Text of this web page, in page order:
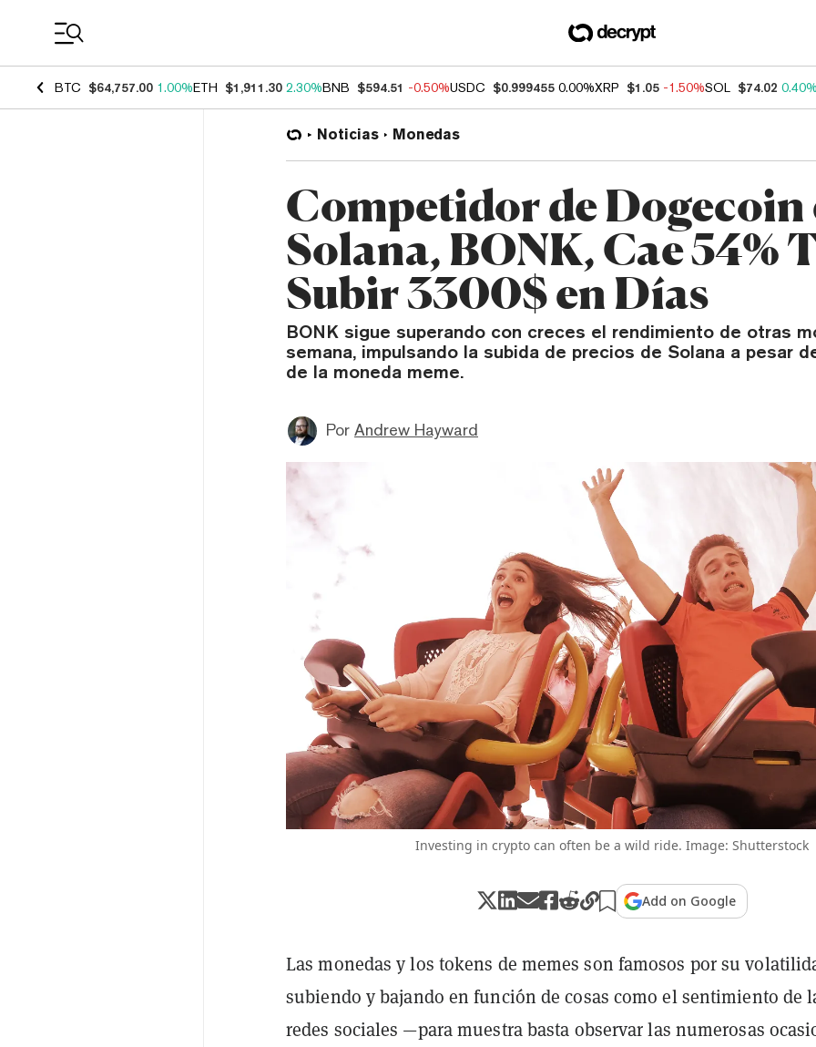
BTC $64,757.00 1.00%ETH $1,911.30 2.30%BNB $594.51 -0.50%USDC $0.999455 0.00%XRP $1.05 -1.50%SOL $74.02 0.40%
Noticias Monedas
Competidor de Dogecoin
Solana, BONK, Cae 54%
Subir 3300$ en Días
BONK sigue superando con creces el rendimiento de otras
semana, impulsando la subida de precios de Solana a pesar
de la moneda meme.
Por Andrew Hayward
Investing in crypto can often be a wild ride. Image: Shutterstock
Add on Google
Las monedas y los tokens de memes son famosos por su
subiendo y bajando en función de cosas como el sentimiento de
redes sociales —para muestra basta observar las numerosas